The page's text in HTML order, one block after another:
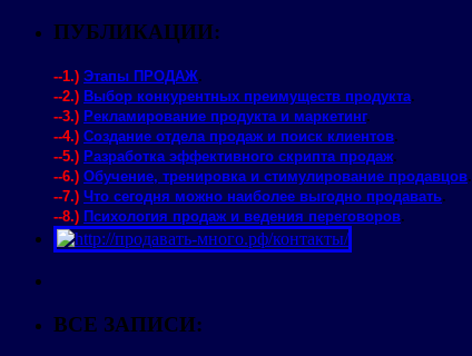
ПУБЛИКАЦИИ:
--1.) Этапы ПРОДАЖ.
--2.) Выбор конкурентных преимуществ продукта.
--3.) Рекламирование продукта и маркетинг.
--4.) Создание отдела продаж и поиск клиентов.
--5.) Разработка эффективного скрипта продаж.
--6.) Обучение, тренировка и стимулирование продавцов.
--7.) Что сегодня можно наиболее выгодно продавать.
--8.) Психология продаж и ведения переговоров.
ВСЕ ЗАПИСИ: